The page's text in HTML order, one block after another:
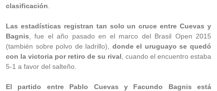
clasificación
Las estadísticas registran tan solo un cruce entre Cuevas y
Bagnis , fue el año pasado en el marco del Brasil Open 2015
(también sobre polvo de ladrillo), donde el uruguayo se quedó
con la victoria por retiro de su rival , cuando el encuentro estaba
5-1 a favor del salteño.
El partido entre Pablo Cuevas y Facundo Bagnis está